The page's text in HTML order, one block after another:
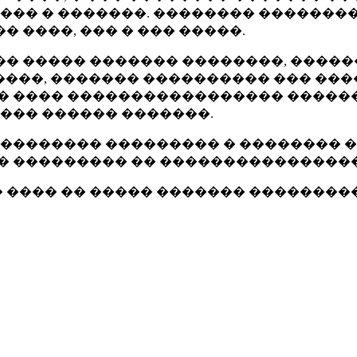
� �������. ��������
����, ��� � ��� �����.
����� ������� ��������,
������� ���������� ���
���� �����������������
������ �������.
��������� � ��������
��
���� �� ����� �������